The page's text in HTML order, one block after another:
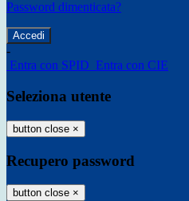
Password dimenticata?
-
Entra con SPID Entra con CIE
Seleziona utente
button close ×
Recupero password
button close ×